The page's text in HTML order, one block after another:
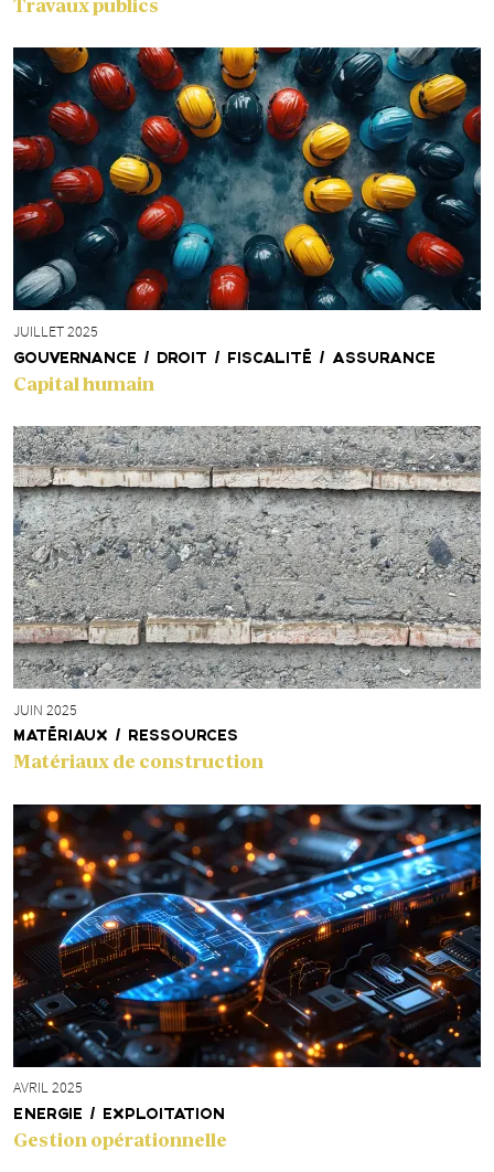
Travaux publics
JUILLET 2025
GOUVERNANCE / DROIT / FISCALITÉ / ASSURANCE
Capital humain
JUIN 2025
MATÉRIAUX / RESSOURCES
Matériaux de construction
AVRIL 2025
ENERGIE / EXPLOITATION
Gestion opérationnelle